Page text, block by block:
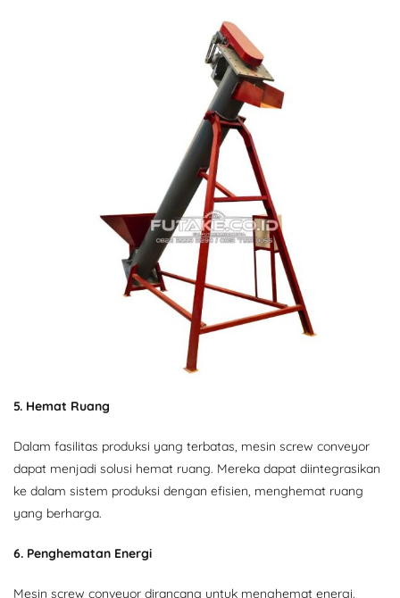
5. Hemat Ruang
Dalam fasilitas produksi yang terbatas, mesin screw conveyor
dapat menjadi solusi hemat ruang. Mereka dapat diintegrasikan
ke dalam sistem produksi dengan efisien, menghemat ruang
yang berharga.
6. Penghematan Energi
Mesin screw conveyor dirancang untuk menghemat energi.